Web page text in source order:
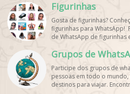
Figurinhas
Gosta de figurinhas?
figurinhas para WhatsApp!
de WhatsApp de figurinhas
perfil!
Grupos de
Participe dos grupos de
pessoas em todo o
destinos para viajar.